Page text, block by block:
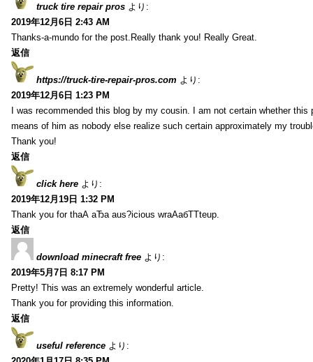
truck tire repair pros より:
2019年12月6日 2:43 AM
Thanks-a-mundo for the post.Really thank you! Really Great.
返信
https://truck-tire-repair-pros.com より:
2019年12月6日 1:23 PM
I was recommended this blog by my cousin. I am not certain whether this
means of him as nobody else realize such certain approximately my
Thank you!
返信
click here より:
2019年12月19日 1:32 PM
Thank you for thаА аЂа aus?icious wrаАабТТteup.
返信
download minecraft free より:
2019年5月7日 8:17 PM
Pretty! This was an extremely wonderful article.
Thank you for providing this information.
返信
useful reference より: